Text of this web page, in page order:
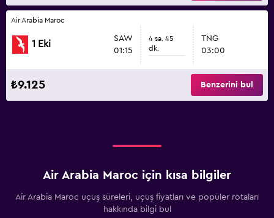
Air Arabia Maroc
1 Eki
SAW
01:15
4 sa. 45
dk.
TNG
03:00
₺9.125 Benzerini bul
Air Arabia Maroc için kısa bilgiler
Air Arabia Maroc uçuş süreleri, uçuş fiyatları ve popüler rotaları
hakkında bilgi bul